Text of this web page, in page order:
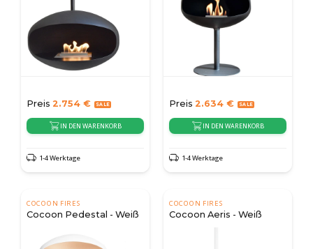
Preis 2.754 €
IN DEN WARENKORB
1-4 Werktage
Preis 2.634 €
IN DEN WARENKORB
1-4 Werktage
COCOON FIRES
Cocoon Pedestal - Weiß
COCOON FIRES
Cocoon Aeris - Weiß